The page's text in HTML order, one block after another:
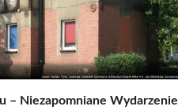
– Niezapomniane Wydarzenie